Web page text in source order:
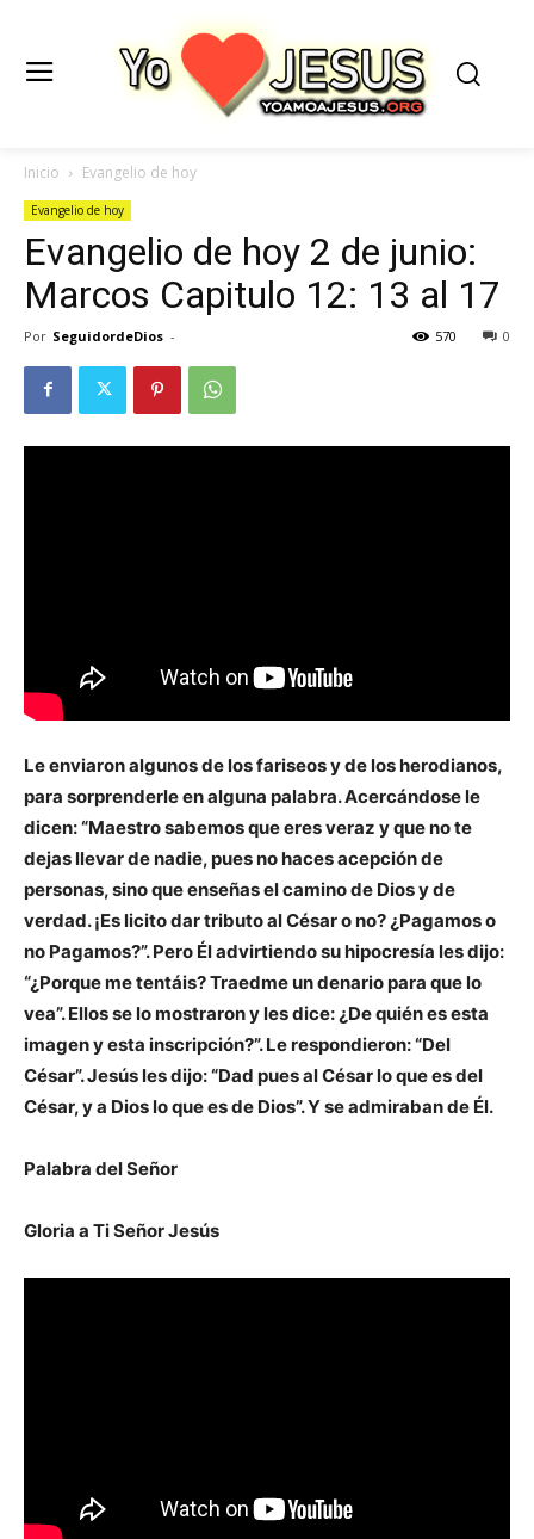
Inicio Evangelio de hoy
Evangelio de hoy
Evangelio de hoy 2 de junio:
Marcos Capitulo 12: 13 al 17
Por SeguidordeDios - 0
570
Le enviaron algunos de los fariseos y de los herodianos,
para sorprenderle en alguna palabra. Acercándose le
dicen: “Maestro sabemos que eres veraz y que no te
dejas llevar de nadie, pues no haces acepción de
personas, sino que enseñas el camino de Dios y de
verdad. ¡Es licito dar tributo al César o no? ¿Pagamos o
no Pagamos?”. Pero Él advirtiendo su hipocresía les dijo:
“¿Porque me tentáis? Traedme un denario para que lo
vea”. Ellos se lo mostraron y les dice: ¿De quién es esta
imagen y esta inscripción?”. Le respondieron: “Del
César”. Jesús les dijo: “Dad pues al César lo que es del
César, y a Dios lo que es de Dios”. Y se admiraban de Él.
Palabra del Señor
Gloria a Ti Señor Jesús